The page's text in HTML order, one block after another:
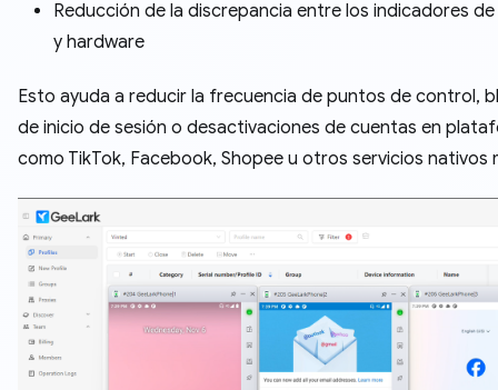
Reducción de la discrepancia entre los indicadores
y hardware
Esto ayuda a reducir la frecuencia de puntos de control,
de inicio de sesión o desactivaciones de cuentas en
como TikTok, Facebook, Shopee u otros servicios nativos